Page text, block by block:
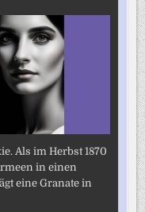
Als im Herbst 1870
in einen
eine Granate in